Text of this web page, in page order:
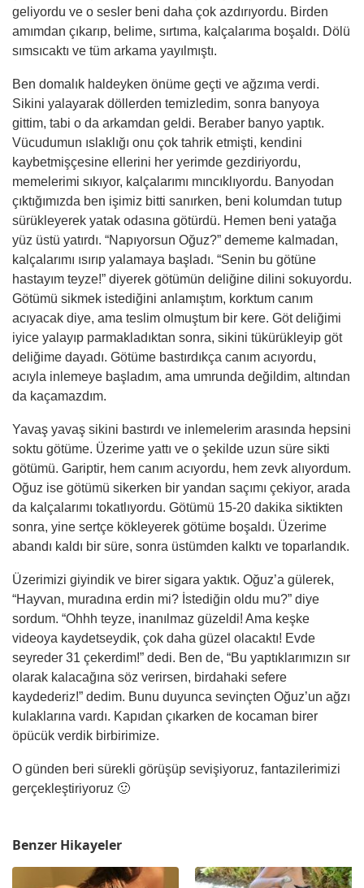
geliyordu ve o sesler beni daha çok azdırıyordu. Birden
amımdan çıkarıp, belime, sırtıma, kalçalarıma boşaldı. Dölü
sımsıcaktı ve tüm arkama yayılmıştı.
Ben domalık haldeyken önüme geçti ve ağzıma verdi.
Sikini yalayarak döllerden temizledim, sonra banyoya
gittim, tabi o da arkamdan geldi. Beraber banyo yaptık.
Vücudumun ıslaklığı onu çok tahrik etmişti, kendini
kaybetmişçesine ellerini her yerimde gezdiriyordu,
memelerimi sıkıyor, kalçalarımı mıncıklıyordu. Banyodan
çıktığımızda ben işimiz bitti sanırken, beni kolumdan tutup
sürükleyerek yatak odasına götürdü. Hemen beni yatağa
yüz üstü yatırdı. “Napıyorsun Oğuz?” dememe kalmadan,
kalçalarımı ısırıp yalamaya başladı. “Senin bu götüne
hastayım teyze!” diyerek götümün deliğine dilini sokuyordu.
Götümü sikmek istediğini anlamıştım, korktum canım
acıyacak diye, ama teslim olmuştum bir kere. Göt deliğimi
iyice yalayıp parmakladıktan sonra, sikini tükürükleyip göt
deliğime dayadı. Götüme bastırdıkça canım acıyordu,
acıyla inlemeye başladım, ama umrunda değildim, altından
da kaçamazdım.
Yavaş yavaş sikini bastırdı ve inlemelerim arasında hepsini
soktu götüme. Üzerime yattı ve o şekilde uzun süre sikti
götümü. Gariptir, hem canım acıyordu, hem zevk alıyordum.
Oğuz ise götümü sikerken bir yandan saçımı çekiyor, arada
da kalçalarımı tokatlıyordu. Götümü 15-20 dakika siktikten
sonra, yine sertçe kökleyerek götüme boşaldı. Üzerime
abandı kaldı bir süre, sonra üstümden kalktı ve toparlandık.
Üzerimizi giyindik ve birer sigara yaktık. Oğuz’a gülerek,
“Hayvan, muradına erdin mi? İstediğin oldu mu?” diye
sordum. “Ohhh teyze, inanılmaz güzeldi! Ama keşke
videoya kaydetseydik, çok daha güzel olacaktı! Evde
seyreder 31 çekerdim!” dedi. Ben de, “Bu yaptıklarımızın sır
olarak kalacağına söz verirsen, birdahaki sefere
kaydederiz!” dedim. Bunu duyunca sevinçten Oğuz’un ağzı
kulaklarına vardı. Kapıdan çıkarken de kocaman birer
öpücük verdik birbirimize.
O günden beri sürekli görüşüp sevişiyoruz, fantazilerimizi
gerçekleştiriyoruz 🙂
Benzer Hikayeler